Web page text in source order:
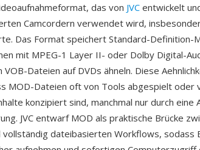
das von JVC entwickelt
Camcordern verwendet wird,
Das Format speichert Standard-Definition-
mit MPEG-1 Layer II- oder Dolby Digital-
Dateien auf DVDs ähneln. Diese
MOD-Dateien oft von Tools abgespielt oder
konzipiert sind, manchmal nur durch eine
JVC entwarf MOD als praktische Brücke
vollständig dateibasierten Workflows, sodass